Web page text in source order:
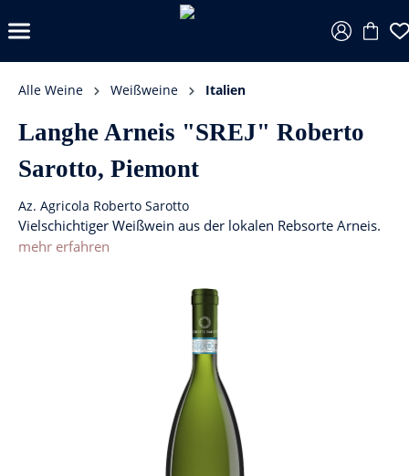
Alle Weine Weißweine Italien
Langhe Arneis "SREJ" Roberto
Sarotto, Piemont
Az. Agricola Roberto Sarotto
Vielschichtiger Weißwein aus der lokalen Rebsorte Arneis.
mehr erfahren